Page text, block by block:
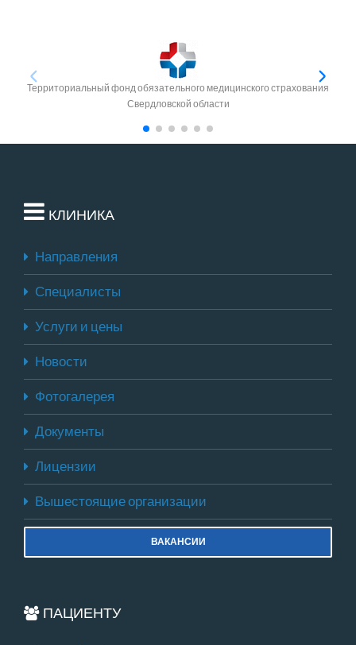
Территориальный фонд обязательного медицинского страхования
Свердловской области
КЛИНИКА
Направления
Специалисты
Услуги и цены
Новости
Фотогалерея
Документы
Лицензии
Вышестоящие организации
ВАКАНСИИ
ПАЦИЕНТУ